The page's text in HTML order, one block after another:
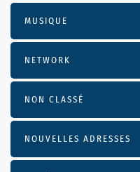
MUSIQUE
NETWORK
NON CLASSÉ
NOUVELLES ADRESSES